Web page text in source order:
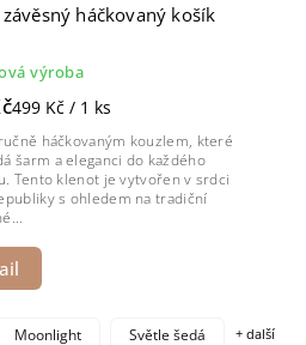
háčkovaný košík
výroba
499 Kč / 1 ks
háčkovaným kouzlem, které
šarm a eleganci do každého
Tento klenot je vytvořen v srdci
s ohledem na tradiční
Moonlight Světle šedá + další